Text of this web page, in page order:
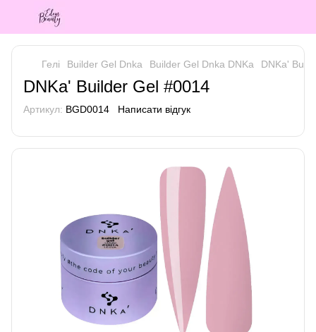
Гелі Builder Gel Dnka Builder Gel Dnka DNKa DNKa'
DNKa' Builder Gel #0014
Артикул: BGD0014 Написати відгук